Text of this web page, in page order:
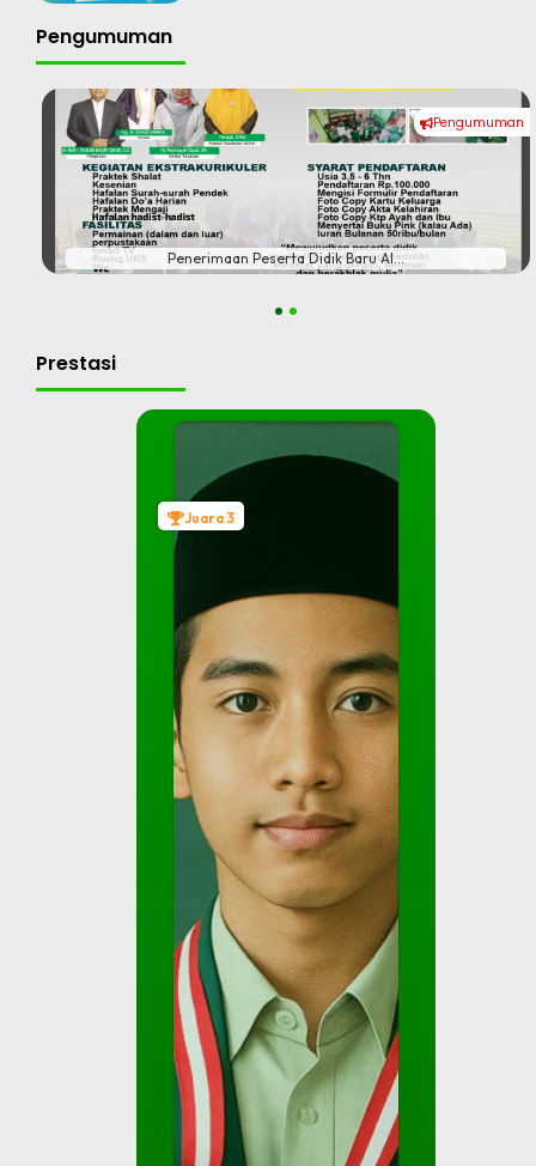
Pengumuman
Pengumuman
Penerimaan Peserta Didik Baru Al...
Prestasi
Juara 3